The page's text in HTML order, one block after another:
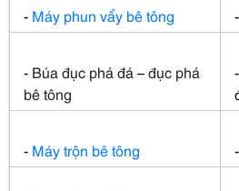
- Máy phun vẩy bê tông
- Búa đục phá đá –đục phá
bê tông
- Máy trộn bê tông